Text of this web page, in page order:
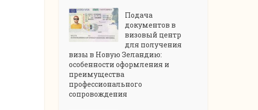
Подача
документов в
визовый центр
для получения
визы в Новую Зеландию:
особенности оформления и
преимущества
профессионального
сопровождения